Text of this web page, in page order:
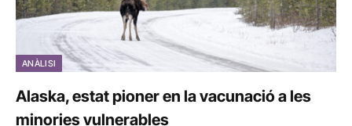
ANÀLISI
Alaska, estat pioner en la vacunació a les
minories vulnerables